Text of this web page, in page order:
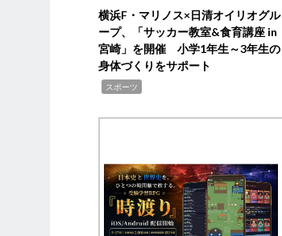
横浜F・マリノス×日清オイリオグル
ープ、「サッカー教室&食育講座 in
宮崎」を開催 小学1年生～3年生の
身体づくりをサポート
スポーツ